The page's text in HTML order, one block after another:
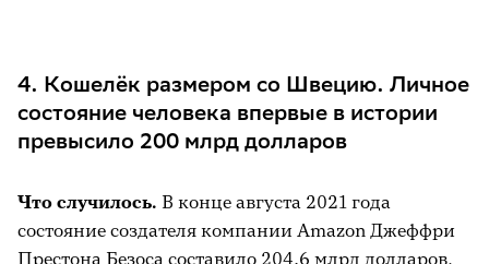
4. Кошелёк размером со Швецию. Личное
состояние человека впервые в истории
превысило 200 млрд долларов
Что случилось. В конце августа 2021 года
состояние создателя компании Amazon Джеффри
Престона Безоса составило 204,6 млрд долларов.